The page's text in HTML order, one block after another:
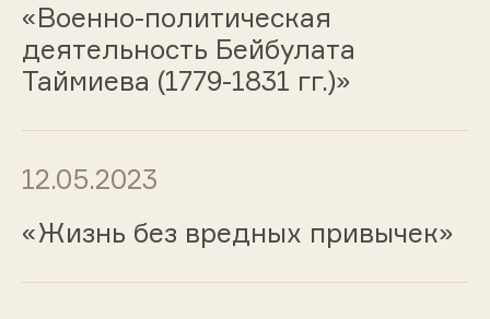
«Военно-политическая
деятельность Бейбулата
Таймиева (1779-1831 гг.)»
12.05.2023
«Жизнь без вредных привычек»